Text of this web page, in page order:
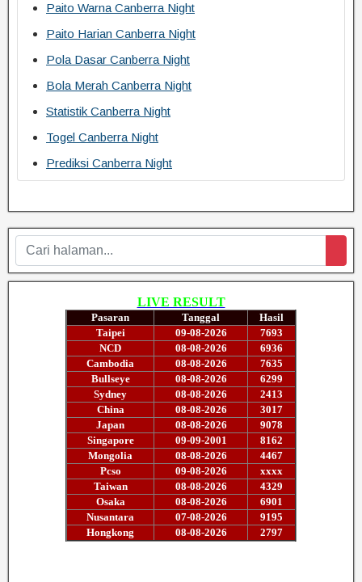
Paito Warna Canberra Night
Paito Harian Canberra Night
Pola Dasar Canberra Night
Bola Merah Canberra Night
Statistik Canberra Night
Togel Canberra Night
Prediksi Canberra Night